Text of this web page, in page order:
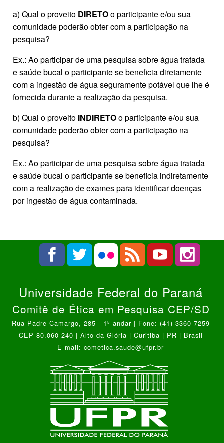
a) Qual o proveito DIRETOo participante e/ou sua
comunidade poderão obter com a participação na
pesquisa?
Ex.: Ao participar de uma pesquisa sobre água tratada
e saúde bucal o participante se beneficia diretamente
com a ingestão de água seguramente potável que lhe é
fornecida durante a realização da pesquisa.
b) Qual o proveito INDIRETOo participante e/ou sua
comunidade poderão obter com a participação na
pesquisa?
Ex.: Ao participar de uma pesquisa sobre água tratada
e saúde bucal o participante se beneficia indiretamente
com a realização de exames para identificar doenças
por ingestão de água contaminada.
Universidade Federal do Paraná
Comitê de Ética em Pesquisa CEP/SD
Rua Padre Camargo, 285 - 1º andar | Fone: (41) 3360-7259
CEP 80.060-240 | Alto da Glória | Curitiba | PR | Brasil
E-mail: cometica.saude@ufpr.br